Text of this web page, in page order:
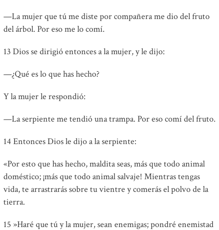
—La mujer que tú me diste por compañera me dio del fruto
del árbol. Por eso me lo comí.
13 Dios se dirigió entonces a la mujer, y le dijo:
—¿Qué es lo que has hecho?
Y la mujer le respondió:
—La serpiente me tendió una trampa. Por eso comí del fruto.
14 Entonces Dios le dijo a la serpiente:
«Por esto que has hecho, maldita seas, más que todo animal
doméstico; ¡más que todo animal salvaje! Mientras tengas
vida, te arrastrarás sobre tu vientre y comerás el polvo de la
tierra.
15 »Haré que tú y la mujer, sean enemigas; pondré enemistad